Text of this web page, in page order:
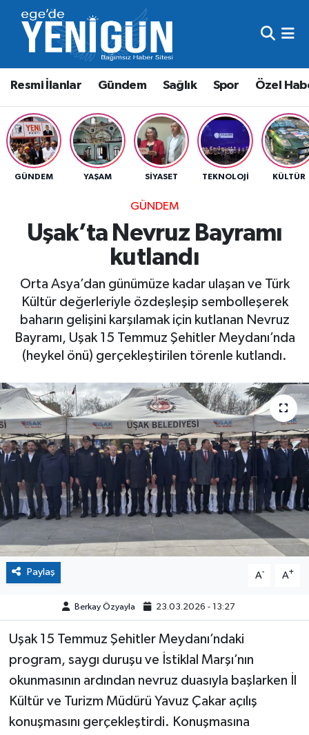
Resmi İlanlar Gündem Sağlık Spor Özel
GÜNDEM YAŞAM SIYASET TEKNOLOJI KÜLTÜR
GÜNDEM
Uşak’ta Nevruz Bayramı
kutlandı
Orta Asya’dan günümüze kadar ulaşan ve Türk
Kültür değerleriyle özdeşleşip sembolleşerek
baharın gelişini karşılamak için kutlanan Nevruz
Bayramı, Uşak 15 Temmuz Şehitler Meydanı’nda
(heykel önü) gerçekleştirilen törenle kutlandı.
Paylaş A- A+
Berkay Özyayla 23.03.2026 - 13:27
Uşak 15 Temmuz Şehitler Meydanı’ndaki
program, saygı duruşu ve İstiklal Marşı’nın
okunmasının ardından nevruz duasıyla başlarken İl
Kültür ve Turizm Müdürü Yavuz Çakar açılış
konuşmasını gerçekleştirdi. Konuşmasına
Resmi İlanlar
Gündem
Sağlık
Spor
Beyoğlu Nöbetçi Eczaneler
Beyoğlu Hava Durumu
Beyoğlu Trafik Yoğunluk Haritası
Süper Lig Puan Durumu ve Fikstür
Son Dakika Haberleri